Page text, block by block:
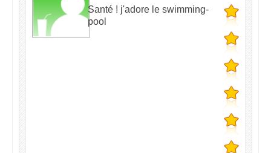
Santé ! j'adore le swimming-
pool